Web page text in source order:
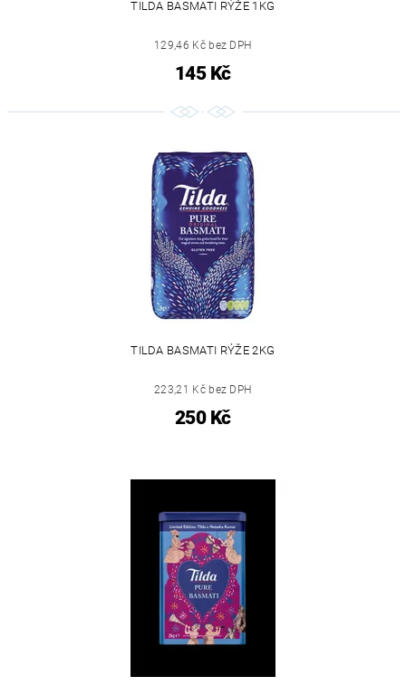
TILDA BASMATI RÝŽE 1KG
129,46 Kč bez DPH
145 Kč
TILDA BASMATI RÝŽE 2KG
223,21 Kč bez DPH
250 Kč